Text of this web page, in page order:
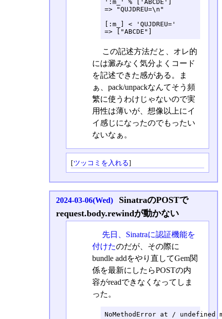
':m_' % ['ABCDE']
=> "QUJDREU=\n"
[:m_] < 'QUJDREU='
=> ["ABCDE"]
この記述方法だと、オレ的
には澱みなく気分よくコード
を記述できた感がある。ま
ぁ、pack/unpackなんてそう頻
繁に使うわけじゃないので実
用性は薄いが、想像以上にイ
イ感じになったのでもったい
ないなぁ。
[ツッコミを入れる]
2024-03-06(Wed)
SinatraのPOSTで
request.body.rewindが動かない
先日、Sinatraに認証機能を
付けたのだが、その際に
bundle addをやり直してGem関
係を最新にしたらPOSTの内
容がreadできなくなってしま
った。
NoMethodError at / undefined